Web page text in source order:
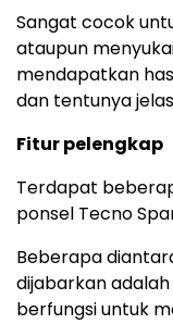
Sangat cocok
ataupun
mendapatkan
dan tentunya
Fitur pelengkap
Terdapat
ponsel Tecno
Beberapa
dijabarkan
berfungsi untuk